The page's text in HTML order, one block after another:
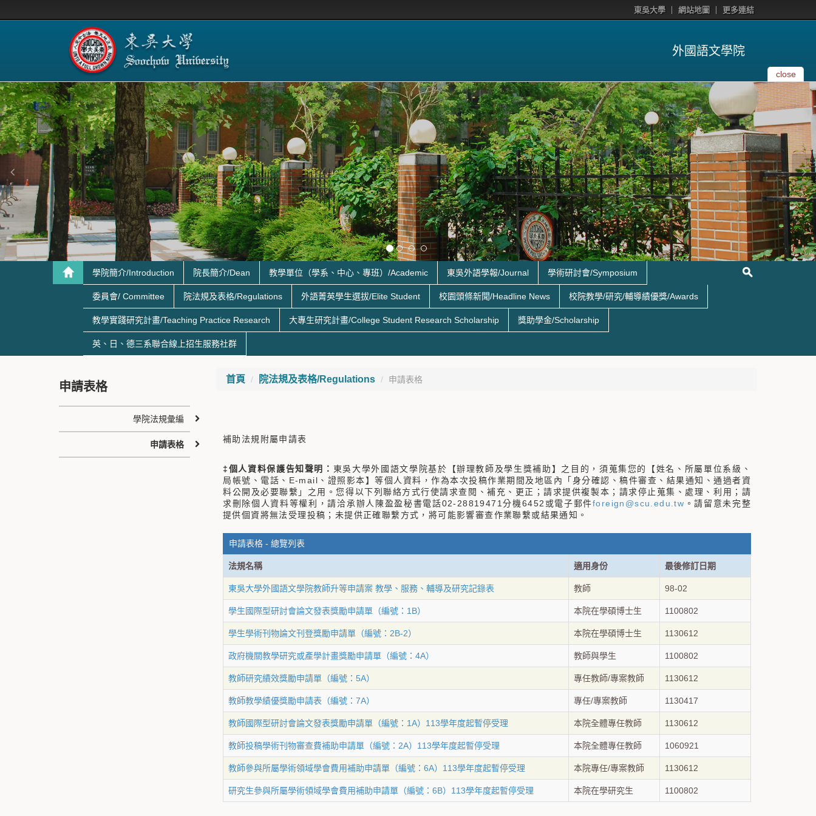
東吳大學 網站地圖 更多連結
外國語文學院
close
學院簡介/Introduction 院長簡介/Dean 教學單位（學系、中心、專班）/Academic 東吳外語學報/Journal 學術研討會/Symposium
委員會/ Committee 院法規及表格/Regulations 外語菁英學生選拔/Elite Student 校園頭條新聞/Headline News 校院教學/研究/輔導績優獎/Awards
教學實踐研究計畫/Teaching Practice Research 大專生研究計畫/College Student Research Scholarship 獎助學金/Scholarship
英、日、德三系聯合線上招生服務社群
首頁 院法規及表格/Regulations 申請表格
補助法規附屬申請表
‡個人資料保護告知聲明： 東吳大學外國語文學院基於【辦理教師及學生獎補助】之目的，須蒐集您的【姓名、所屬單位系級、
局帳號、電話、E-mail、證照影本】等個人資料，作為本次投稿作業期間及地區內「身分確認、稿件審查、結果通知、通過者資
料公開及必要聯繫」之用。您得以下列聯絡方式行使請求查閱、補充、更正；請求提供複製本；請求停止蒐集、處理、利用；請
求刪除個人資料等權利，請洽承辦人陳盈盈秘書電話02-28819471分機6452或電子郵件foreign@scu.edu.tw 。請留意未完整
提供個資將無法受理投稿；未提供正確聯繫方式，將可能影響審查作業聯繫或結果通知。
申請表格 - 總覽列表
法規名稱 適用身份 最後修訂日期
東吳大學外國語文學院教師升等申請案 教學、服務、輔導及研究記錄表 教師 98-02
學生國際型研討會論文發表獎勵申請單（編號：1B） 本院在學碩博士生 1100802
學生學術刊物論文刊登獎勵申請單（編號：2B-2） 本院在學碩博士生 1130612
政府機關教學研究或產學計畫獎勵申請單（編號：4A） 教師與學生 1100802
教師研究績效獎勵申請單（編號：5A） 專任教師/專案教師 1130612
教師教學績優獎勵申請表（編號：7A） 專任/專案教師 1130417
教師國際型研討會論文發表獎勵申請單（編號：1A）113學年度起暫停受理 本院全體專任教師 1130612
教師投稿學術刊物審查費補助申請單（編號：2A）113學年度起暫停受理 本院全體專任教師 1060921
教師參與所屬學術領域學會費用補助申請單（編號：6A）113學年度起暫停受理 本院專任/專案教師 1130612
研究生參與所屬學術領域學會費用補助申請單（編號：6B）113學年度起暫停受理 本院在學研究生 1100802
申請表格
學院法規彙編
申請表格